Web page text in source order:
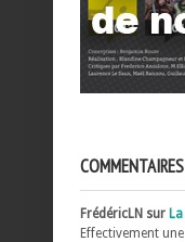
FrédéricLN sur
Effectivement